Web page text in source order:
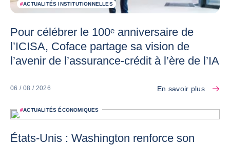
#ACTUALITÉS INSTITUTIONNELLES
Pour célébrer le 100ᵉ anniversaire de
l’ICISA, Coface partage sa vision de
l’avenir de l’assurance-crédit à l’ère de l’IA
06 / 08 / 2026 En savoir plus
#ACTUALITÉS ÉCONOMIQUES
États-Unis : Washington renforce son